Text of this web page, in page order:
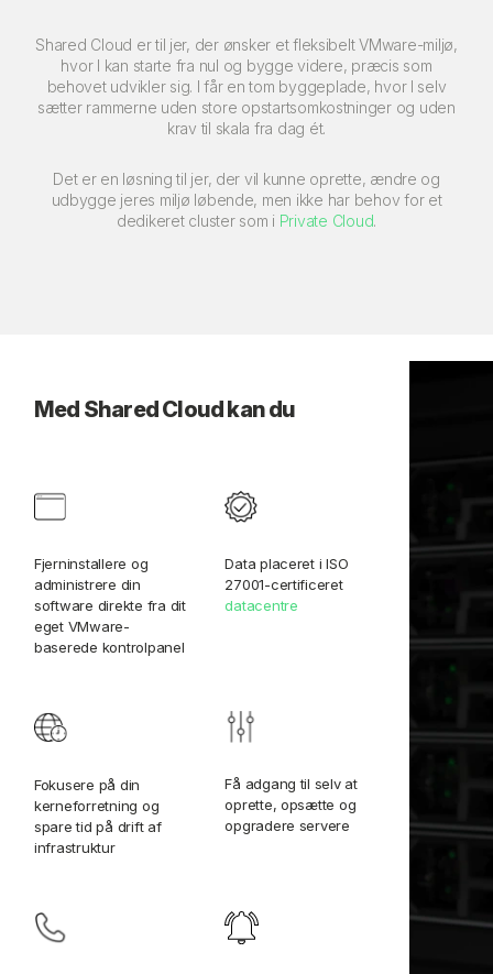
Shared Cloud er til jer, der ønsker et fleksibelt VMware-miljø,
hvor I kan starte fra nul og bygge videre, præcis som
behovet udvikler sig. I får en tom byggeplade, hvor I selv
sætter rammerne uden store opstartsomkostninger og uden
krav til skala fra dag ét.
Det er en løsning til jer, der vil kunne oprette, ændre og
udbygge jeres miljø løbende, men ikke har behov for et
dedikeret cluster som i Private Cloud.
Med Shared Cloud kan du
Fjerninstallere og
administrere din
software direkte fra dit
eget VMware-
baserede kontrolpanel
Data placeret i ISO
27001-certificeret
datacentre
Fokusere på din
kerneforretning og
spare tid på drift af
infrastruktur
Få adgang til selv at
oprette, opsætte og
opgradere servere